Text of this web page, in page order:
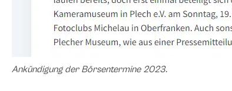
Ankündigung der Börsentermine 2023.